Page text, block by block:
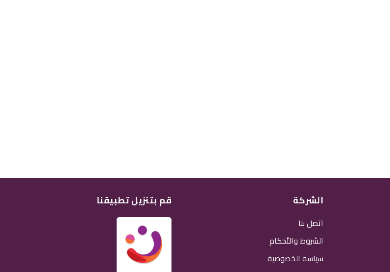
الشركة
اتصل بنا
الشروط والأحكام
سياسة الخصوصية
قم بتنزيل تطبيقنا